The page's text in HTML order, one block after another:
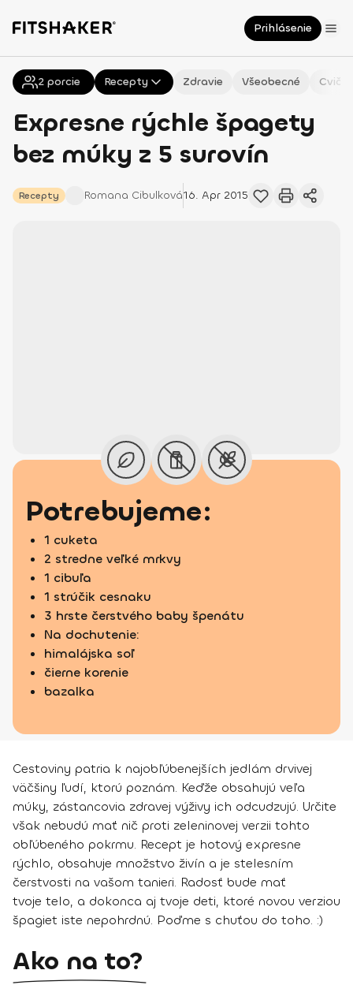
Prihlásenie
Všetky Recepty Zdravie Všeobecné
Expresne rýchle špagety
bez múky z 5 surovín
Recepty Romana Cibulková16. Apr 2015
2 porcie
Potrebujeme:
1 cuketa
2 stredne veľké mrkvy
1 cibuľa
1 strúčik cesnaku
3 hrste čerstvého baby špenátu
Na dochutenie:
himalájska soľ
čierne korenie
bazalka
Cestoviny patria k najobľúbenejších jedlám drvivej
väčšiny ľudí, ktorú poznám. Keďže obsahujú veľa
múky, zástancovia zdravej výživy ich odcudzujú. Určite
však nebudú mať nič proti zeleninovej verzii tohto
obľúbeného pokrmu. Recept je hotový expresne
rýchlo, obsahuje množstvo živín a je stelesním
čerstvosti na vašom tanieri. Radosť bude mať
tvoje telo, a dokonca aj tvoje deti, ktoré novou verziou
špagiet iste nepohrdnú. Poďme s chuťou do toho. :)
Ako na to?